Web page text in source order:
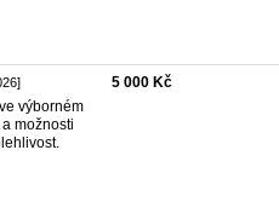
výborném
možnosti
5 000 Kč